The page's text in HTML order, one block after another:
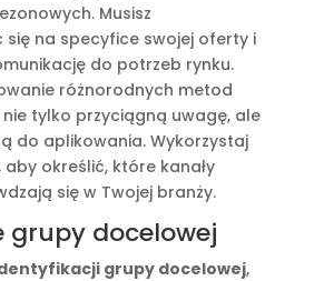
Musisz
na specyfice swojej oferty i
do potrzeb rynku.
różnorodnych metod
tylko przyciągną uwagę, ale
do aplikowania. Wykorzystaj
określić, które kanały
się w Twojej branży.
grupy docelowej
grupy docelowej,